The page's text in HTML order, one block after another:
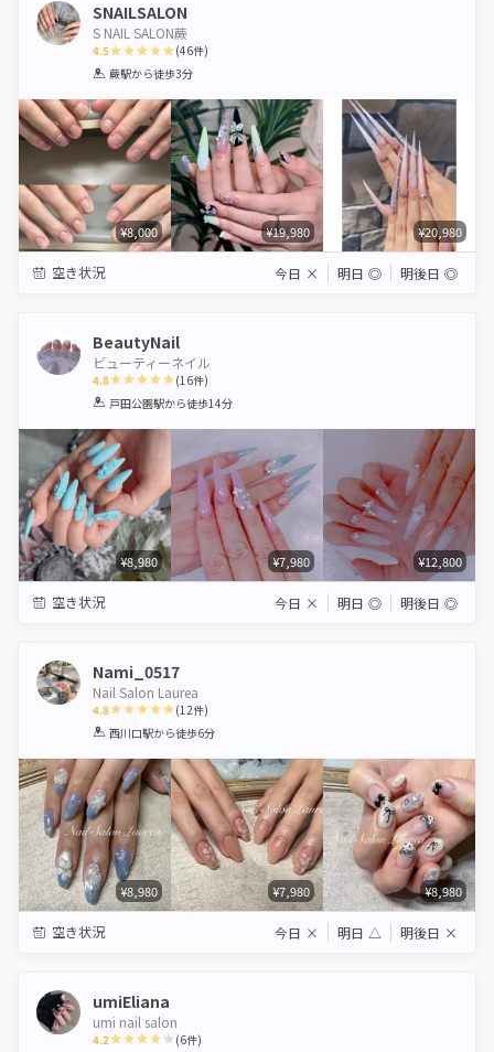
SNAILSALON
S NAIL SALON蕨
4.5
1 2 3 4 5
(46件)
蕨駅から徒歩3分
¥8,000 ¥19,980 ¥20,980
空き状況 今日 × 明日 ◎ 明後日 ◎
BeautyNail
ビューティーネイル
4.8
1 2 3 4 5
(16件)
戸田公園駅から徒歩14分
¥8,980 ¥7,980 ¥12,800
空き状況 今日 × 明日 ◎ 明後日 ◎
Nami_0517
Nail Salon Laurea
4.8
1 2 3 4 5
(12件)
西川口駅から徒歩6分
¥8,980 ¥7,980 ¥8,980
空き状況 今日 × 明日 △ 明後日 ×
umiEliana
umi nail salon
4.2 (6件)